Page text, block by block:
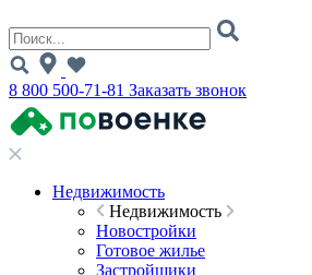
8 800 500-71-81 Заказать звонок
Недвижимость
Недвижимость
Новостройки
Готовое жилье
Застройщики